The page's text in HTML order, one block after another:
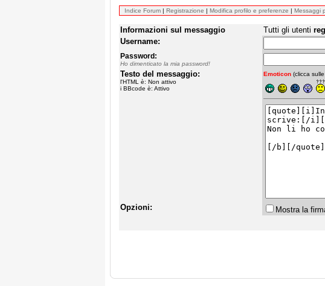
Indice Forum | Registrazione | Modifica profilo e preferenze | Messaggi
Informazioni sul messaggio Tutti gli utenti
Username:
Password:
Ho dimenticato la mia password!
Testo del messaggio:
l'HTML è: Non attivo
i BBcode è: Attivo
Emoticon (clicca
Opzioni: Mostra la